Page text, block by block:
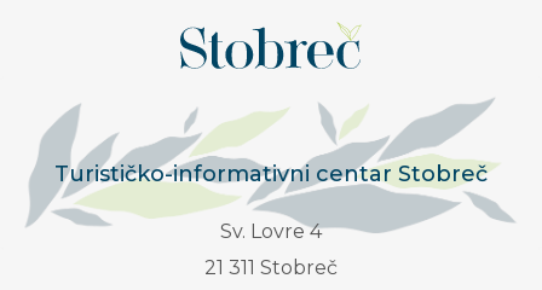
Turističko-informativni centar Stobreč
Sv. Lovre 4
21 311 Stobreč